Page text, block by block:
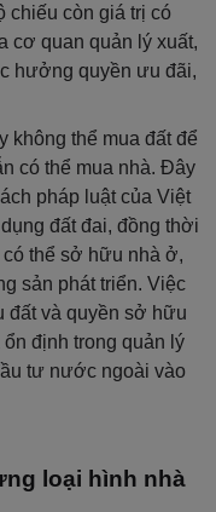
chiếu còn giá trị có
cơ quan quản lý xuất,
hưởng quyền ưu đãi,
thể mua đất để
có thể mua nhà. Đây
pháp luật của Việt
đất đai, đồng thời
thể sở hữu nhà ở,
sản phát triển. Việc
đất và quyền sở hữu
định trong quản lý
tư nước ngoài vào
loại hình nhà